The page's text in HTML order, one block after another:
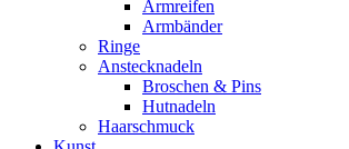
Armreifen
Armbänder
Ringe
Anstecknadeln
Broschen & Pins
Hutnadeln
Haarschmuck